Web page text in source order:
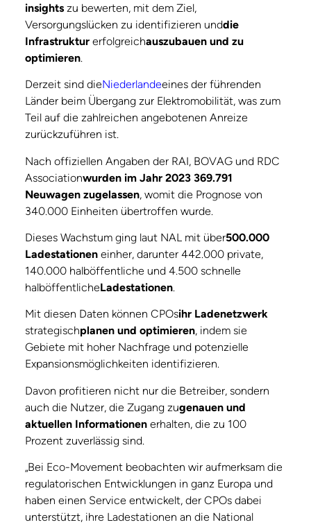
insights zu bewerten, mit dem Ziel,
Versorgungslücken zu identifizieren unddie
Infrastruktur erfolgreichauszubauen und zu
optimieren.
Derzeit sind dieNiederlandeeines der führenden
Länder beim Übergang zur Elektromobilität, was zum
Teil auf die zahlreichen angebotenen Anreize
zurückzuführen ist.
Nach offiziellen Angaben der RAI, BOVAG und RDC
Associationwurden im Jahr 2023 369.791
Neuwagen zugelassen, womit die Prognose von
340.000 Einheiten übertroffen wurde.
Dieses Wachstum ging laut NAL mit über500.000
Ladestationen einher, darunter 442.000 private,
140.000 halböffentliche und 4.500 schnelle
halböffentlicheLadestationen.
Mit diesen Daten können CPOsihr Ladenetzwerk
strategischplanen und optimieren, indem sie
Gebiete mit hoher Nachfrage und potenzielle
Expansionsmöglichkeiten identifizieren.
Davon profitieren nicht nur die Betreiber, sondern
auch die Nutzer, die Zugang zugenauen und
aktuellen Informationen erhalten, die zu 100
Prozent zuverlässig sind.
„Bei Eco-Movement beobachten wir aufmerksam die
regulatorischen Entwicklungen in ganz Europa und
haben einen Service entwickelt, der CPOs dabei
unterstützt, ihre Ladestationen an die National